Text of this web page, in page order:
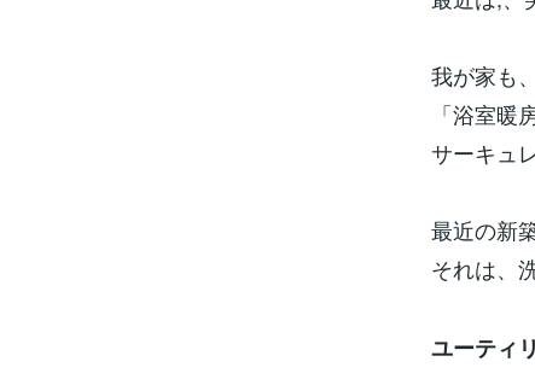
我が家も
「浴室
サーキュ
最近の新
それは、
ユーティ